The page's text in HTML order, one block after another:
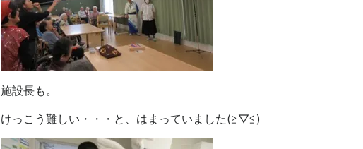
施設長も。
けっこう難しい・・・と、はまっていました(≧▽≦)